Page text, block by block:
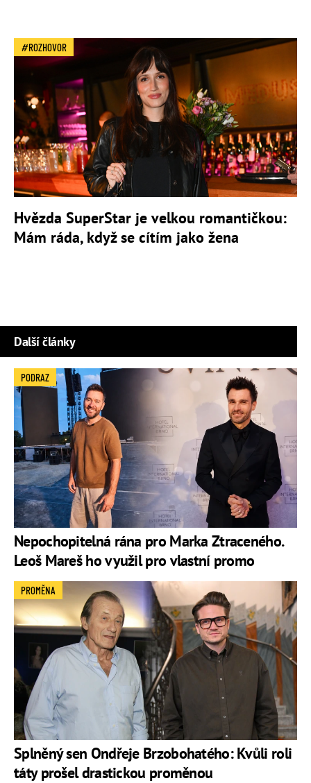
ROZHOVOR
Hvězda SuperStar je velkou romantičkou:
Mám ráda, když se cítím jako žena
Další články
Nepochopitelná rána pro Marka Ztraceného.
Leoš Mareš ho využil pro vlastní promo
PODRAZ
Splněný sen Ondřeje Brzobohatého: Kvůli roli
táty prošel drastickou proměnou
PROMĚNA